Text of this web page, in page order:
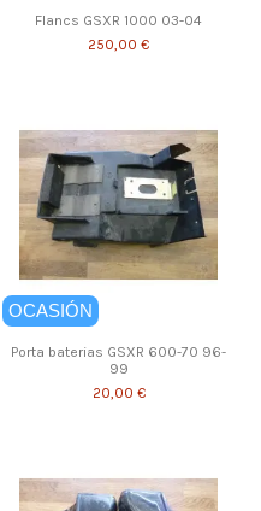
Flancs GSXR 1000 03-04
250,00 €
OCASIÓN
Porta baterias GSXR 600-70 96-
99
20,00 €